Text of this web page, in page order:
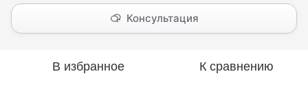
Консультация
В избранное К сравнению